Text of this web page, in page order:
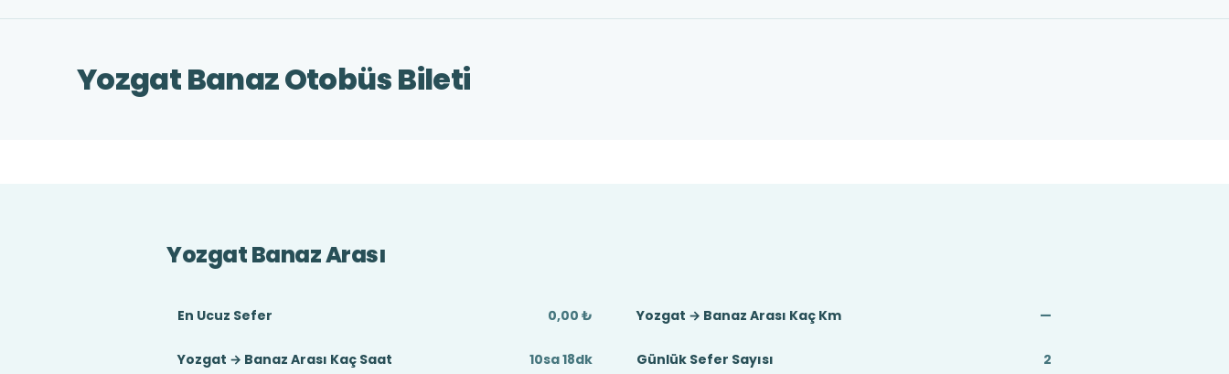
Yozgat Banaz Otobüs Bileti
Yozgat Banaz Arası
En Ucuz Sefer 0,00 ₺ Yozgat → Banaz Arası Kaç Km —
Yozgat → Banaz Arası Kaç Saat 10sa 18dk Günlük Sefer Sayısı 2